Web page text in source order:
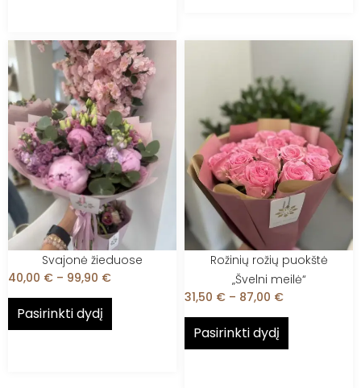
Svajonė žieduose
40,00 € – 99,90 €
Pasirinkti dydį
Rožinių rožių puokštė
„Švelni meilė“
31,50 € – 87,00 €
Pasirinkti dydį